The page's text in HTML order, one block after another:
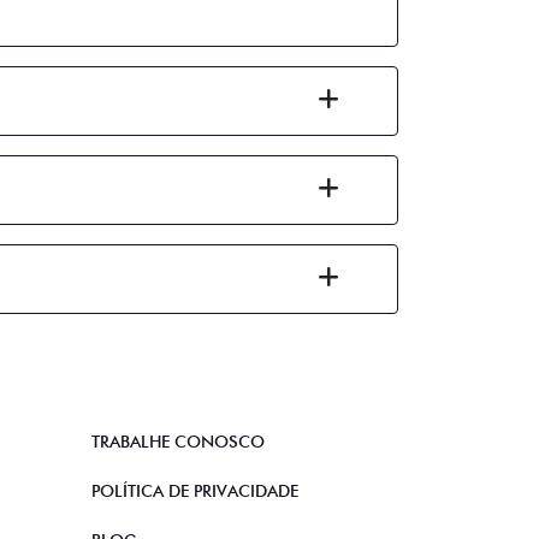
TRABALHE CONOSCO
POLÍTICA DE PRIVACIDADE